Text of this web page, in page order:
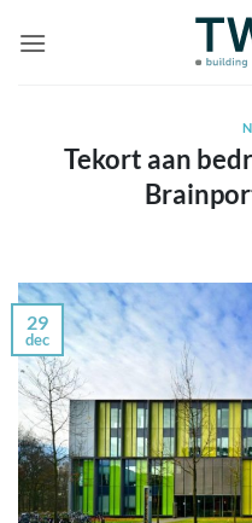
naar
Tekort aan
29
dec